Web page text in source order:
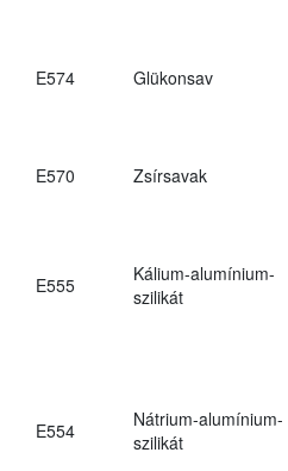
E574 Glükonsav
E570 Zsírsavak
E555
Kálium-alumínium-
szilikát
E554
Nátrium-alumínium-
szilikát